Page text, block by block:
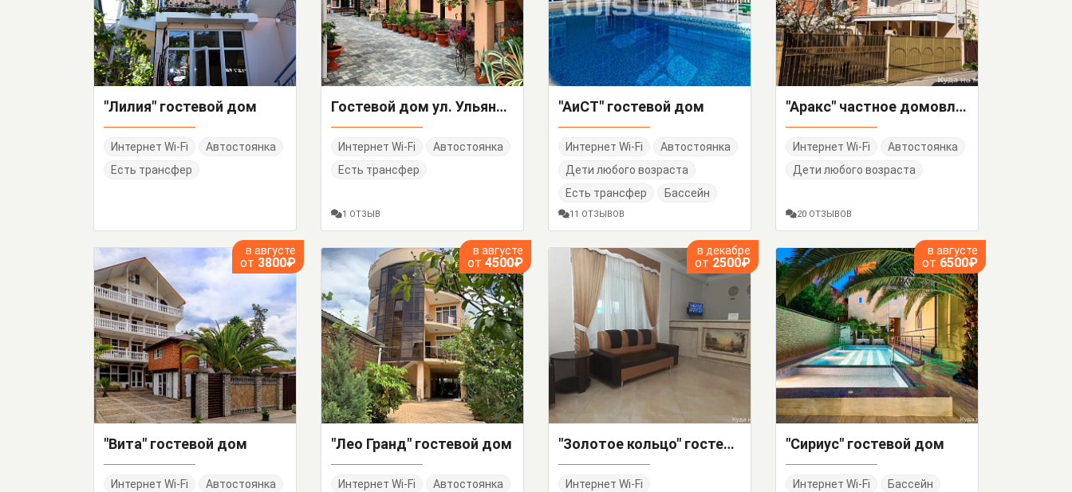
"Лилия" гостевой дом
Интернет Wi-Fi
Автостоянка
Есть трансфер
Гостевой дом ул. Ульянова
Интернет Wi-Fi
Автостоянка
Есть трансфер
1 ОТЗЫВ
"АиСТ" гостевой дом
Интернет Wi-Fi
Автостоянка
Дети любого возраста
Есть трансфер
Бассейн
11 ОТЗЫВОВ
"Аракс" частное домовладение
Интернет Wi-Fi
Автостоянка
Дети любого возраста
20 ОТЗЫВОВ
в августе
от 3800₽
"Вита" гостевой дом
Интернет Wi-Fi
Автостоянка
в августе
от 4500₽
"Лео Гранд" гостевой дом
Интернет Wi-Fi
Автостоянка
в декабре
от 2500₽
"Золотое кольцо" гостевой дом
Интернет Wi-Fi
в августе
от 6500₽
"Сириус" гостевой дом
Интернет Wi-Fi
Бассейн